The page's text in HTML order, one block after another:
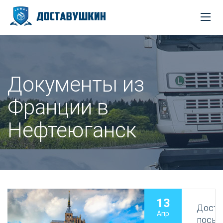
Документы из
Франции в
Нефтеюганск
13
Апр